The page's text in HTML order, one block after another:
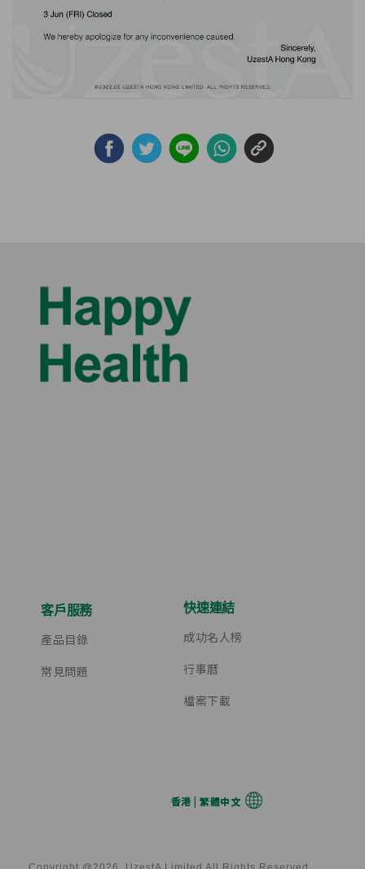
客戶服務
產品目錄
常見問題
快速連結
成功名人榜
行事曆
檔案下載
香港 | 繁體中文